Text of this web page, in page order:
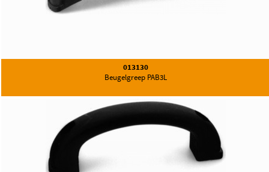
013130
Beugelgreep PAB3L